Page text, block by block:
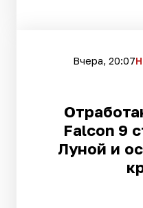
Вчера, 20:07
Falcon 9
Луной и